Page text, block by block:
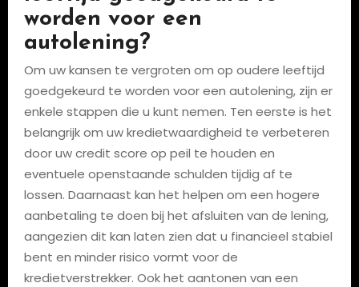
worden voor een
autolening?
Om uw kansen te vergroten om op oudere leeftijd
goedgekeurd te worden voor een autolening, zijn er
enkele stappen die u kunt nemen. Ten eerste is het
belangrijk om uw kredietwaardigheid te verbeteren
door uw credit score op peil te houden en
eventuele openstaande schulden tijdig af te
lossen. Daarnaast kan het helpen om een hogere
aanbetaling te doen bij het afsluiten van de lening,
aangezien dit kan laten zien dat u financieel stabiel
bent en minder risico vormt voor de
kredietverstrekker. Ook het aantonen van een